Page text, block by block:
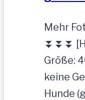
Mehr
⏬⏬⏬
Größe:
keine
Hunde